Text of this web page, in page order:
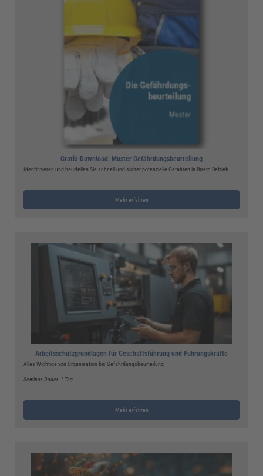
Gratis-Download: Muster Gefährdungsbeurteilung
Identifizieren und beurteilen Sie schnell und sicher potenzielle Gefahren in Ihrem Betrieb.
Mehr erfahren
Arbeitsschutzgrundlagen für Geschäftsführung und Führungskräfte
Alles Wichtige von Organisation bis Gefährdungsbeurteilung
Seminar, Dauer: 1 Tag
Mehr erfahren